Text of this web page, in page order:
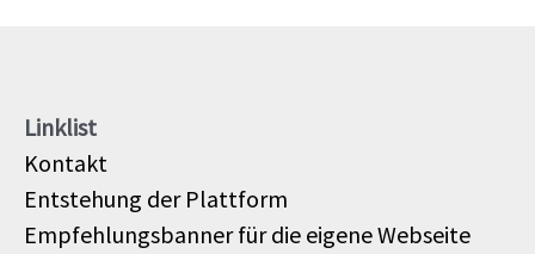
Linklist
Kontakt
Entstehung der Plattform
Empfehlungsbanner für die eigene Webseite